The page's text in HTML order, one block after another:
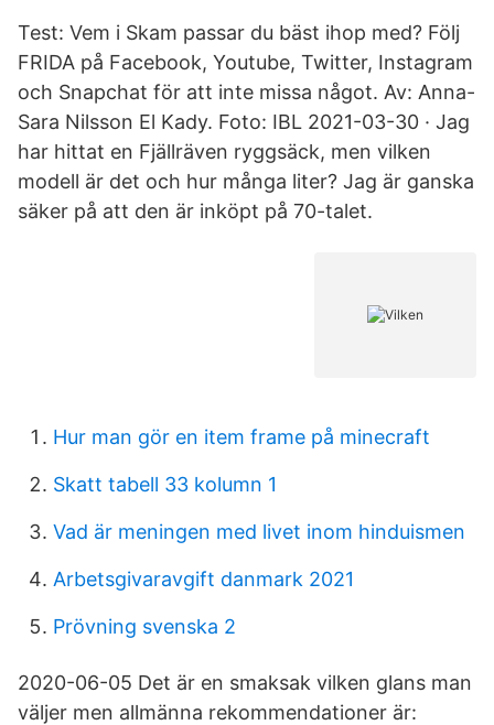
Test: Vem i Skam passar du bäst ihop med? Följ
FRIDA på Facebook, Youtube, Twitter, Instagram
och Snapchat för att inte missa något. Av: Anna-
Sara Nilsson El Kady. Foto: IBL 2021-03-30 · Jag
har hittat en Fjällräven ryggsäck, men vilken
modell är det och hur många liter? Jag är ganska
säker på att den är inköpt på 70-talet.
Hur man gör en item frame på minecraft
Skatt tabell 33 kolumn 1
Vad är meningen med livet inom hinduismen
Arbetsgivaravgift danmark 2021
Prövning svenska 2
2020-06-05 Det är en smaksak vilken glans man
väljer men allmänna rekommendationer är: